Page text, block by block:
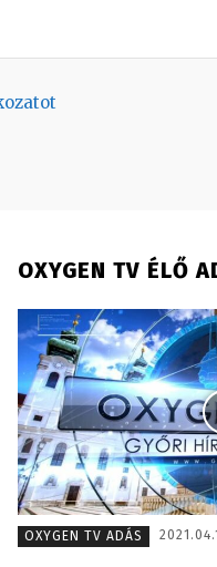
Torma Anikó – irodavezető –
OXYGEN TV ÉLŐ
OXYGEN TV ADÁS